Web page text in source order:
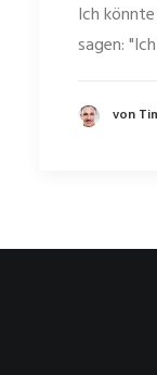
Ich
sagen:
von